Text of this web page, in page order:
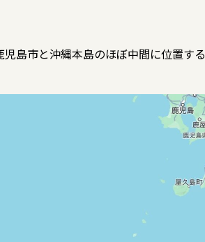
島市と沖縄本島のほぼ中間に位置す